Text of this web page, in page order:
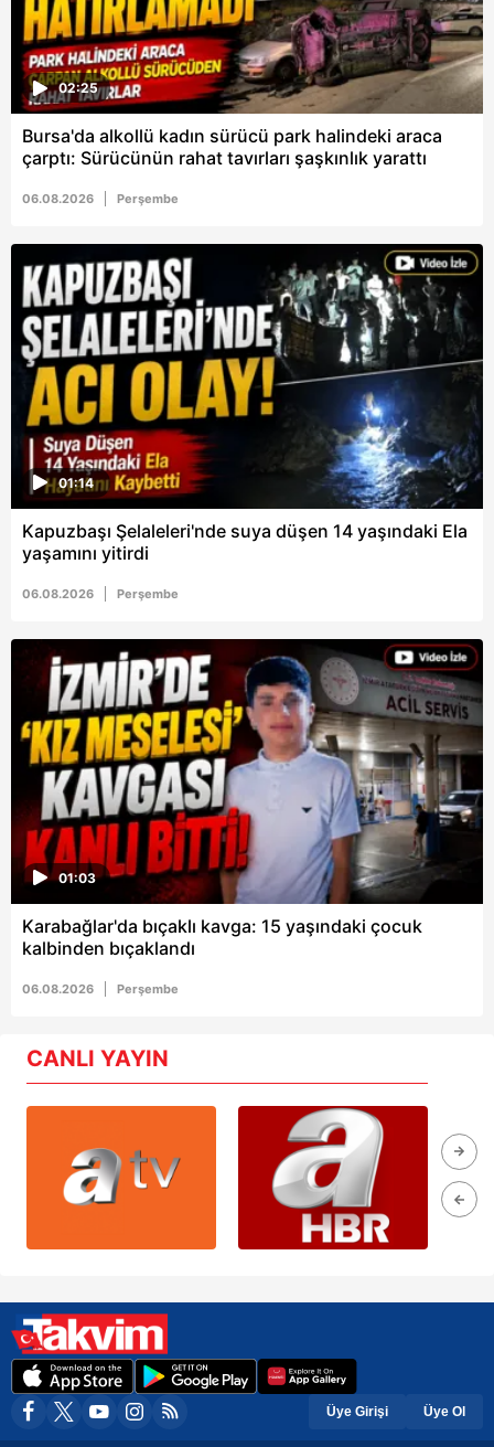
02:25
Bursa'da alkollü kadın sürücü park halindeki araca
çarptı: Sürücünün rahat tavırları şaşkınlık yarattı
06.08.2026 Perşembe
01:14
Kapuzbaşı Şelaleleri'nde suya düşen 14 yaşındaki Ela
yaşamını yitirdi
06.08.2026 Perşembe
01:03
Karabağlar'da bıçaklı kavga: 15 yaşındaki çocuk
kalbinden bıçaklandı
06.08.2026 Perşembe
CANLI YAYIN
Üye Girişi Üye Ol